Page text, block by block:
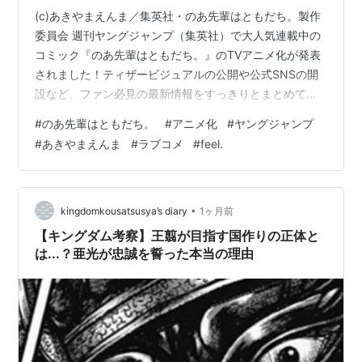
(c)あきやまえんま／集英社・のあ先輩はともだち。製作
委員会 週刊ヤングジャンプ（集英社）で大人気連載中の
コミック『のあ先輩はともだち。』のTVアニメ化が発表
されました！ティザービジュアルの公開や公式SNSの開
設など、ファン必見の最新情報をすっきりとまとめてお
話？ 本作は、ゲーム会社を舞台に繰り広げられる、対照
的な2人の絶妙な距離感を描いたオフィス"ともだち"コメ
ディです。 【あらすじ】 仕事も人付き合いも「ほどほ
ど」がモットーの若手社員・大塚理人（おおつかりひ
と）。ある日の深夜、誰もいないオフィスで、仕事完
璧・人望も厚い"限界バリキャリ女子"…
#のあ先輩はともだち。 #アニメ化 #ヤングジャンプ
#あきやまえんま #ラブコメ #feel.
kingdomkousatsusya’s diary • 1ヶ月前
【キングダム考察】王翦が目指す国作りの正体と
は...？亜光が忠誠を誓った本当の理由